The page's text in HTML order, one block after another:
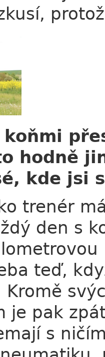
koňmi
hodně
kde jsi
trenér
den s
teď,
Kromě
je pak
s